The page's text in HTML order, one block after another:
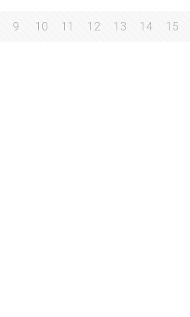
9 10 11 12 13 14 15